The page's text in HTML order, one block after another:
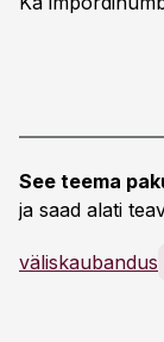
See teema
ja saad alati
väliskaubandus